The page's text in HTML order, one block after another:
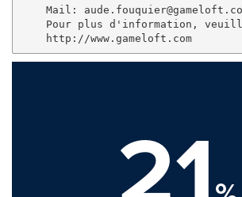
    Mail:
Pour plus d'information,
    http://www.gameloft.com